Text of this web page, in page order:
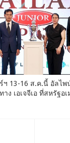
ฯ 13-16 ส.ค.นี้ อัลไพ
ง เอเจจีเอ ที่สหรัฐอเ